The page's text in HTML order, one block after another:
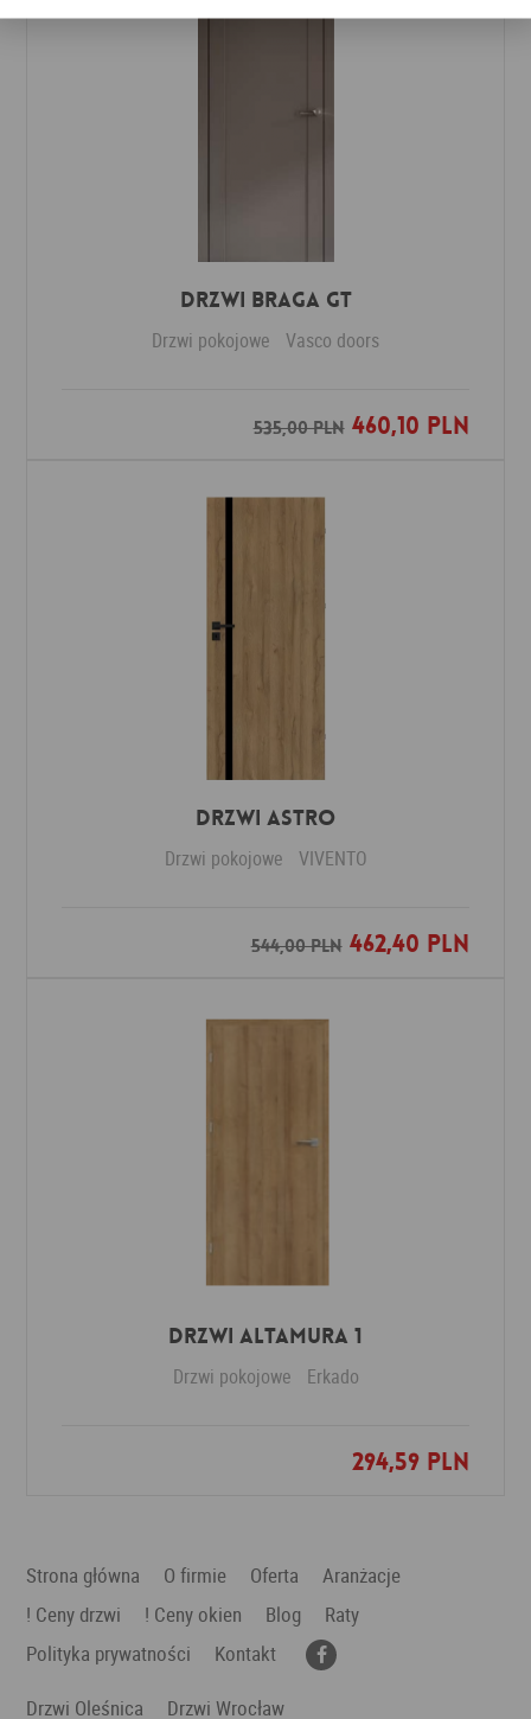
Drzwi Braga GT
Drzwi pokojowe Vasco doors
535,00 PLN460,10 PLN
Dodaj do ulubionych
Drzwi ASTRO
Drzwi pokojowe VIVENTO
544,00 PLN462,40 PLN
Dodaj do ulubionych
Drzwi Altamura 1
Drzwi pokojowe Erkado
294,59 PLN
Dodaj do ulubionych
Strona główna O firmie Oferta
Aranżacje
! Ceny drzwi
! Ceny okien Blog
Raty
Polityka prywatności
Kontakt
Drzwi Oleśnica
Drzwi Wrocław